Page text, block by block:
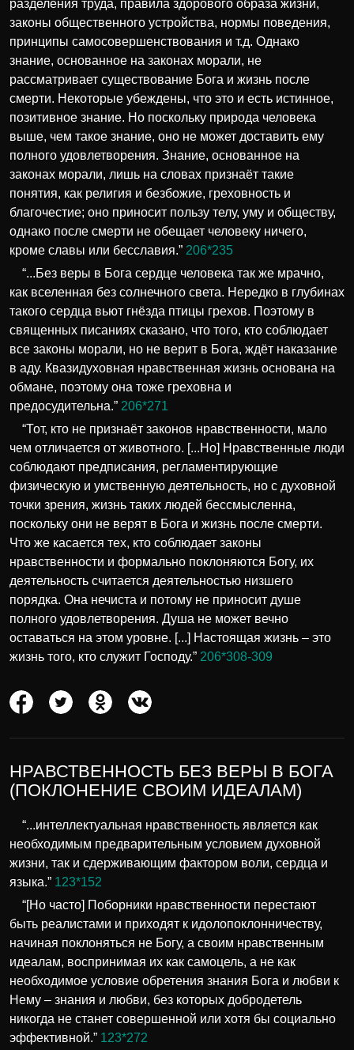
разделения труда, правила здорового образа жизни,
законы общественного устройства, нормы поведения,
принципы самосовершенствования и т.д. Однако
знание, основанное на законах морали, не
рассматривает существование Бога и жизнь после
смерти. Некоторые убеждены, что это и есть истинное,
позитивное знание. Но поскольку природа человека
выше, чем такое знание, оно не может доставить ему
полного удовлетворения. Знание, основанное на
законах морали, лишь на словах признаёт такие
понятия, как религия и безбожие, греховность и
благочестие; оно приносит пользу телу, уму и обществу,
однако после смерти не обещает человеку ничего,
кроме славы или бесславия.” 206*235
“...Без веры в Бога сердце человека так же мрачно,
как вселенная без солнечного света. Нередко в глубинах
такого сердца вьют гнёзда птицы грехов. Поэтому в
священных писаниях сказано, что того, кто соблюдает
все законы морали, но не верит в Бога, ждёт наказание
в аду. Квазидуховная нравственная жизнь основана на
обмане, поэтому она тоже греховна и
предосудительна.” 206*271
“Тот, кто не признаёт законов нравственности, мало
чем отличается от животного. [...Но] Нравственные люди
соблюдают предписания, регламентирующие
физическую и умственную деятельность, но с духовной
точки зрения, жизнь таких людей бессмысленна,
поскольку они не верят в Бога и жизнь после смерти.
Что же касается тех, кто соблюдает законы
нравственности и формально поклоняются Богу, их
деятельность считается деятельностью низшего
порядка. Она нечиста и потому не приносит душе
полного удовлетворения. Душа не может вечно
оставаться на этом уровне. [...] Настоящая жизнь – это
жизнь того, кто служит Господу.” 206*308-309
НРАВСТВЕННОСТЬ БЕЗ ВЕРЫ В БОГА
(ПОКЛОНЕНИЕ СВОИМ ИДЕАЛАМ)
“...интеллектуальная нравственность является как
необходимым предварительным условием духовной
жизни, так и сдерживающим фактором воли, сердца и
языка.” 123*152
“[Но часто] Поборники нравственности перестают
быть реалистами и приходят к идолопоклонничеству,
начиная поклоняться не Богу, а своим нравственным
идеалам, воспринимая их как самоцель, а не как
необходимое условие обретения знания Бога и любви к
Нему – знания и любви, без которых добродетель
никогда не станет совершенной или хотя бы социально
эффективной.” 123*272